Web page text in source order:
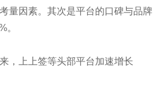
量因素。其次是平台的口碑与品牌
。